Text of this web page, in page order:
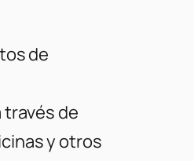
de
través de
y otros